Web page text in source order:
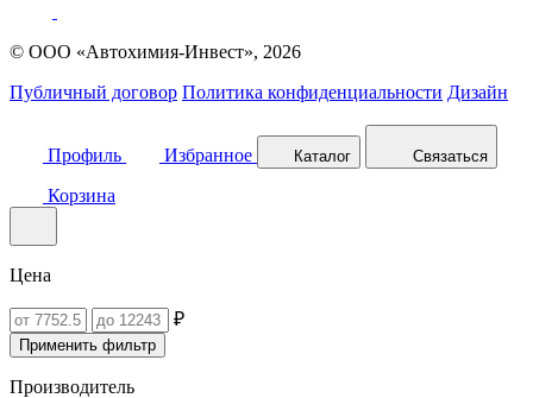
© ООО «Автохимия-Инвест», 2026
Публичный договор Политика конфиденциальности Дизайн
Профиль Избранное Каталог Связаться
Корзина
Цена
₽
Применить фильтр
Производитель